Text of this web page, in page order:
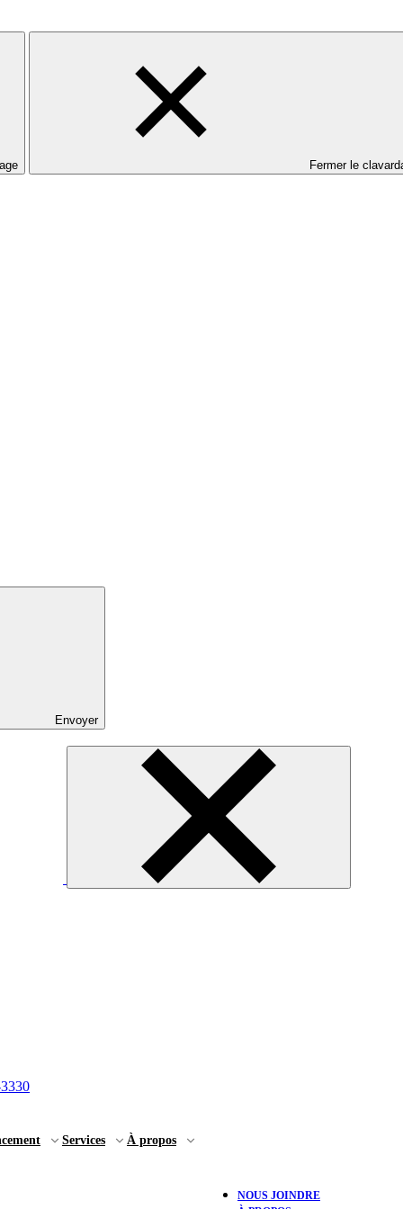
Fermer le
Envoyer
Services À propos
NOUS JOINDRE